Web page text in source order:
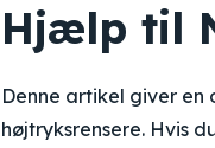
Hjælp til
Denne artikel giver
højtryksrensere. Hvis